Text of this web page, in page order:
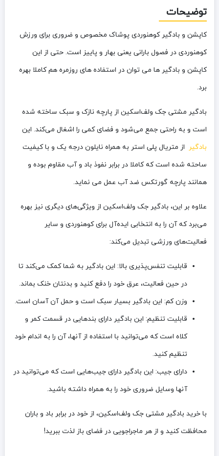
توضیحات
کاپشن و بادگیر کوهنوردی پوشاک مخصوص و ضروری برای ورزش
کوهنوردی در فصول بارانی یعنی بهار و پاییز است. حتی از این
کاپشن و بادگیر ها می توان در استفاده های روزمره هم کاملا بهره
برد.
بادگیر مشتی جک ‌ولف‌اسکین از پارچه نازک و سبک ساخته شده
است و به راحتی جمع می‌شود و فضای کمی را اشغال می‌کند. این
بادگیر از متریال پلی استر به همراه نایلون درجه یک و با کیفیت
ساحته شده است که کاملا در برابر نفوذ باد و آب مقاوم بوده و
همانند پارچه گورتکس ضد آب عمل می نماید.
علاوه بر این، بادگیر جک ولف‌اسکین از ویژگی‌های دیگری نیز بهره
می‌برد که آن را به انتخابی ایده‌آل برای کوهنوردی و سایر
فعالیت‌های ورزشی تبدیل می‌کند:
قابلیت تنفس‌پذیری بالا: این بادگیر به شما کمک می‌کند تا
در حین فعالیت، عرق خود را دفع کنید و بدنتان خنک بماند.
وزن کم: این بادگیر بسیار سبک است و حمل آن آسان است.
قابلیت تنظیم: این بادگیر دارای بندهایی در قسمت کمر و
کلاه است که می‌توانید با استفاده از آنها، آن را به اندام خود
تنظیم کنید.
دارای جیب: این بادگیر دارای جیب‌هایی است که می‌توانید در
آنها وسایل ضروری خود را به همراه داشته باشید.
با خرید بادگیر مشتی جک ولف‌اسکین، از خود در برابر باد و باران
محافظت کنید و از هر ماجراجویی در فضای باز لذت ببرید!